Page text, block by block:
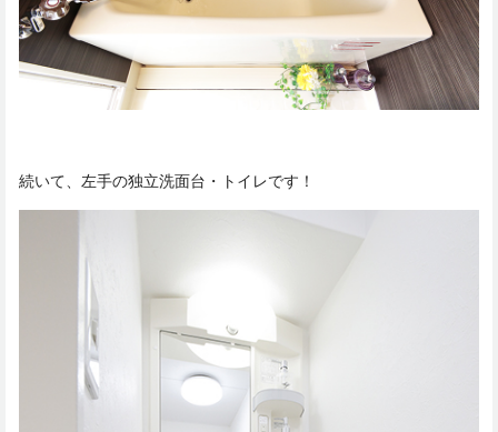
続いて、左手の独立洗面台・トイレです！